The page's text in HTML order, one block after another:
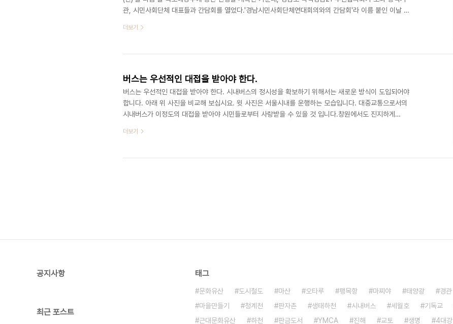
관, 시민사회단체 대표들과 간담회를 열었다.'경남시민사회단체연대회의와의 간담회'라 이름 붙인 이날 행
대한 보다 넓은 공감대가 필요하다고 보고, 민관협의체인 녹색경남21 살기 좋은 지역만들기분과(위원장 민
실패가 다시 재발할지도 모른다는 우려와 더불어 '마창진 인구는 줄어드는데, 도시철도가 필요한가?'라는
더보기
버스는 우선적인 대접을 받아야 한다.
버스는 우선적인 대접을 받아야 한다. 시내버스의 정시성을 확보하기 위해서는 새로운 방식이 도입되어야
합니다. 아래 위 사진을 비교해 보십시요. 윗 사진은 서울시내를 운행하는 모습입니다. 대중교통으로서의
시내버스가 이정도의 대접을 받아야 시민들로부터 사랑받을 수 있을 것 입니다.창원에서도 진지하게
더보기
공지사항
최근 포스트
태그
문화유산 도시철도 마산 오타루 팽목항 마찌야 태양광
경관
마을만들기
청계천 판자촌 생태하천 시내버스 세월호 기독교
근대문화유산
하천 판금도서 YMCA 진해 교토 생명 4대강